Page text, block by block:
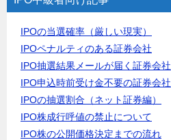
IPOの当選確率（厳しい現実）
IPOペナルティのある証券会社
IPO抽選結果メールが届く証券会社
IPO申込時前受け金不要の証券会社
IPOの抽選割合（ネット証券編）
IPO株成行呼値の禁止について
IPO株の公開価格決定までの流れ